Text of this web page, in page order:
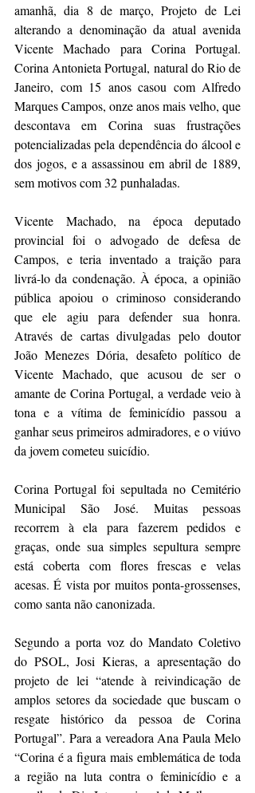
amanhã, dia 8 de março, Projeto de Lei
alterando a denominação da atual avenida
Vicente Machado para Corina Portugal.
Corina Antonieta Portugal, natural do Rio de
Janeiro, com 15 anos casou com Alfredo
Marques Campos, onze anos mais velho, que
descontava em Corina suas frustrações
potencializadas pela dependência do álcool e
dos jogos, e a assassinou em abril de 1889,
sem motivos com 32 punhaladas.
Vicente Machado, na época deputado
provincial foi o advogado de defesa de
Campos, e teria inventado a traição para
livrá-lo da condenação. À época, a opinião
pública apoiou o criminoso considerando
que ele agiu para defender sua honra.
Através de cartas divulgadas pelo doutor
João Menezes Dória, desafeto político de
Vicente Machado, que acusou de ser o
amante de Corina Portugal, a verdade veio à
tona e a vítima de feminicídio passou a
ganhar seus primeiros admiradores, e o viúvo
da jovem cometeu suicídio.
Corina Portugal foi sepultada no Cemitério
Municipal São José. Muitas pessoas
recorrem à ela para fazerem pedidos e
graças, onde sua simples sepultura sempre
está coberta com flores frescas e velas
acesas. É vista por muitos ponta-grossenses,
como santa não canonizada.
Segundo a porta voz do Mandato Coletivo
do PSOL, Josi Kieras, a apresentação do
projeto de lei “atende à reivindicação de
amplos setores da sociedade que buscam o
resgate histórico da pessoa de Corina
Portugal”. Para a vereadora Ana Paula Melo
“Corina é a figura mais emblemática de toda
a região na luta contra o feminicídio e a